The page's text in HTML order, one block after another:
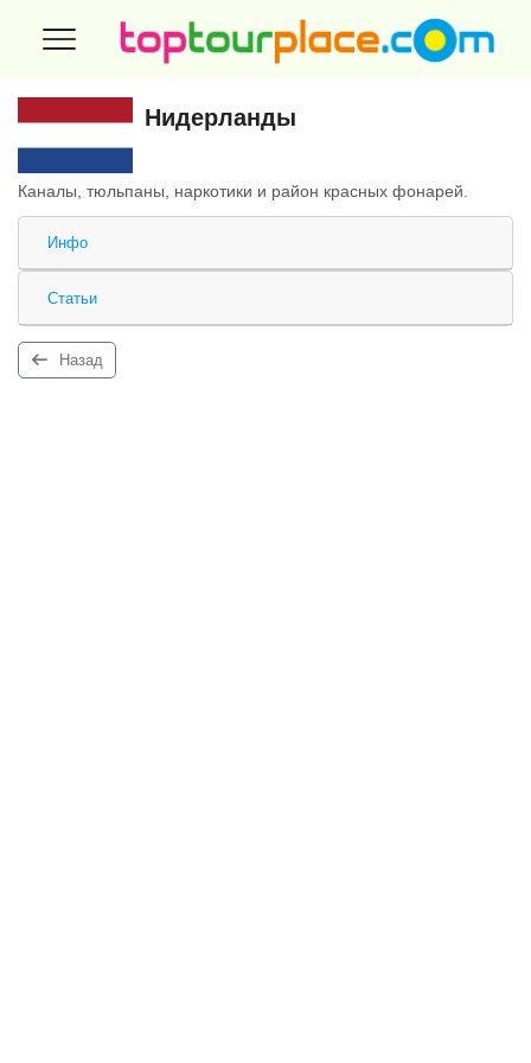
Нидерланды
Каналы, тюльпаны, наркотики и район красных фонарей.
Инфо
Статьи
Назад